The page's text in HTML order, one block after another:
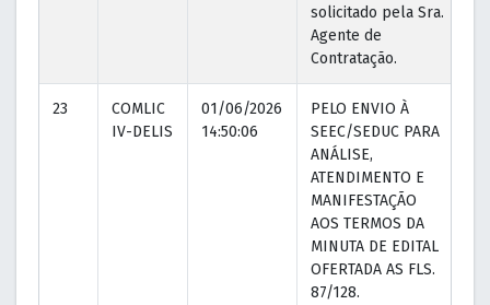
solicitado pela Sra.
Agente de
Contratação.
23
COMLIC
IV-DELIS
01/06/2026
14:50:06
PELO ENVIO À
SEEC/SEDUC PARA
ANÁLISE,
ATENDIMENTO E
MANIFESTAÇÃO
AOS TERMOS DA
MINUTA DE EDITAL
OFERTADA AS FLS.
87/128.